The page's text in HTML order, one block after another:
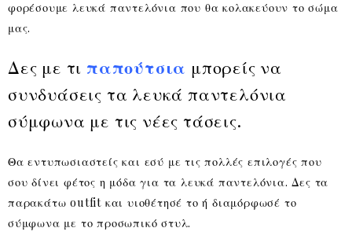
φορέσουμε λευκά παντελόνια που θα κολακεύουν το σώμα
μας.
Δες με τι παπούτσια μπορείς να
συνδυάσεις τα λευκά παντελόνια
σύμφωνα με τις νέες τάσεις.
Θα εντυπωσιαστείς και εσύ με τις πολλές επιλογές που
σου δίνει φέτος η μόδα για τα λευκά παντελόνια. Δες τα
παρακάτω outfit και υιοθέτησέ το ή διαμόρφωσέ το
σύμφωνα με το προσωπικό στυλ.